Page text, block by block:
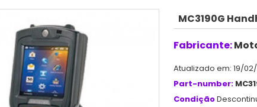
MC3190G
Fabricante:
Atualizado em: 19/02/
Part-number:
Condição